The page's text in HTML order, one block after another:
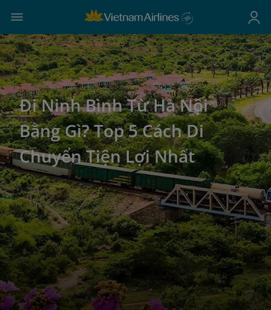
Đi Ninh Bình Từ Hà Nội
Bằng Gì? Top 5 Cách Di
Chuyển Tiện Lợi Nhất